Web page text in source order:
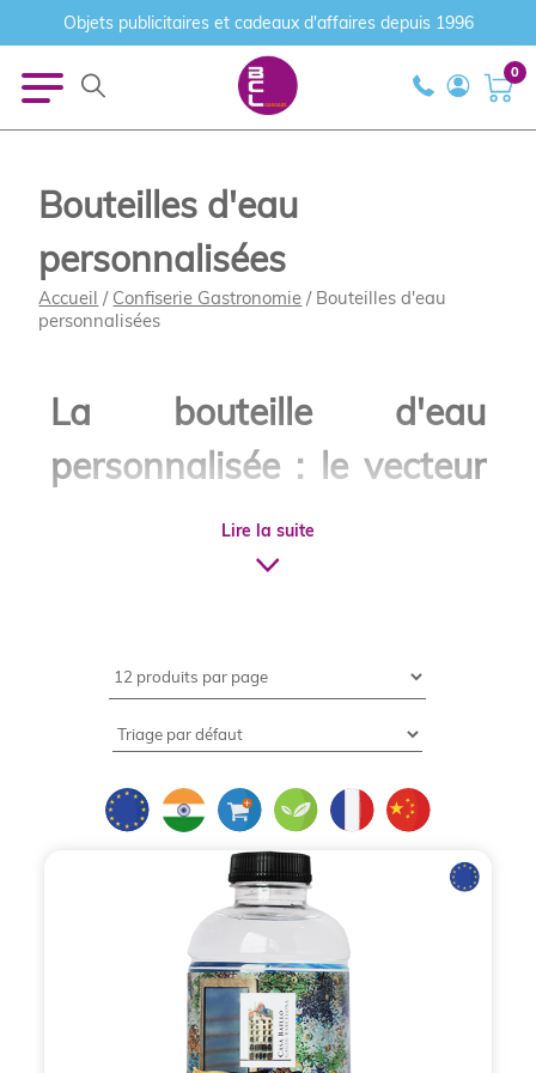
Objets publicitaires et cadeaux d'affaires depuis 1996
0
Bouteilles d'eau
personnalisées
Accueil / Confiserie Gastronomie / Bouteilles d'eau
personnalisées
La bouteille d'eau
personnalisée : le vecteur
indispensable d'une
communication durable et
Dans un monde où la mobilité et la conscience
consommateurs, labouteille d'eau personnalisée
communication par l'objet
. Bien plus qu'un simple
contenant, elle incarne les valeurs de votre
entreprise, son engagement pour le
développement durable et son attention portée au
bien-être de ses clients ou collaborateurs. En
personnaliser une bouteille d'eau
vous ne vous contentez pas d'offrir un produit ;
vous offrez une solution utile, quotidienne et
esthétique qui portera votre logo partout où son
utilisateur se rendra.
BCL Concepts'affirme comme le
Lire la suite